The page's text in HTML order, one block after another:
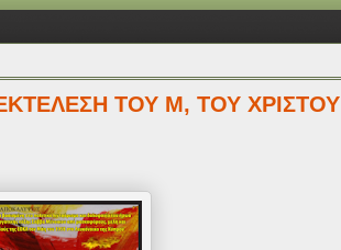
ΤΟΥ Μ, ΤΟΥ ΧΡΙΣΤΟΥ